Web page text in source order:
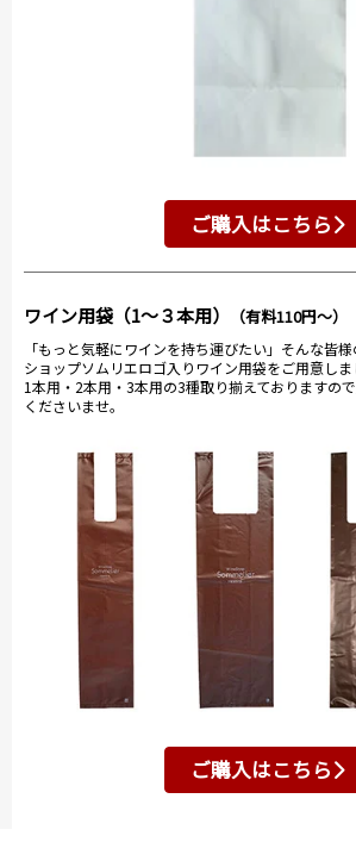
ご購入はこちら
ワイン用袋（1～３本用） （有料110円～）
「もっと気軽にワインを持ち運びたい」そんな皆
ショップソムリエロゴ入りワイン用袋をご用意しま
1本用・2本用・3本用の3種取り揃えておりますの
くださいませ。
ご購入はこちら